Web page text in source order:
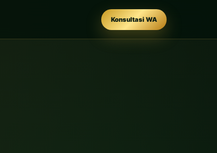
Konsultasi WA